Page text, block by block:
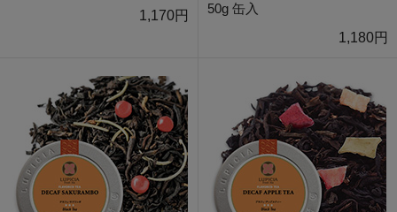
1,170円
50g 缶入
1,180円